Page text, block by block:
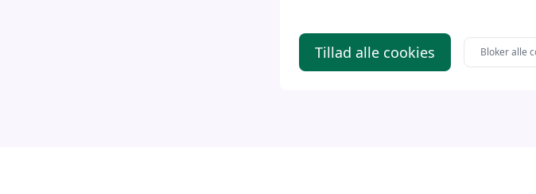
385 kr. Til butik
Tillad alle cookies Bloker alle